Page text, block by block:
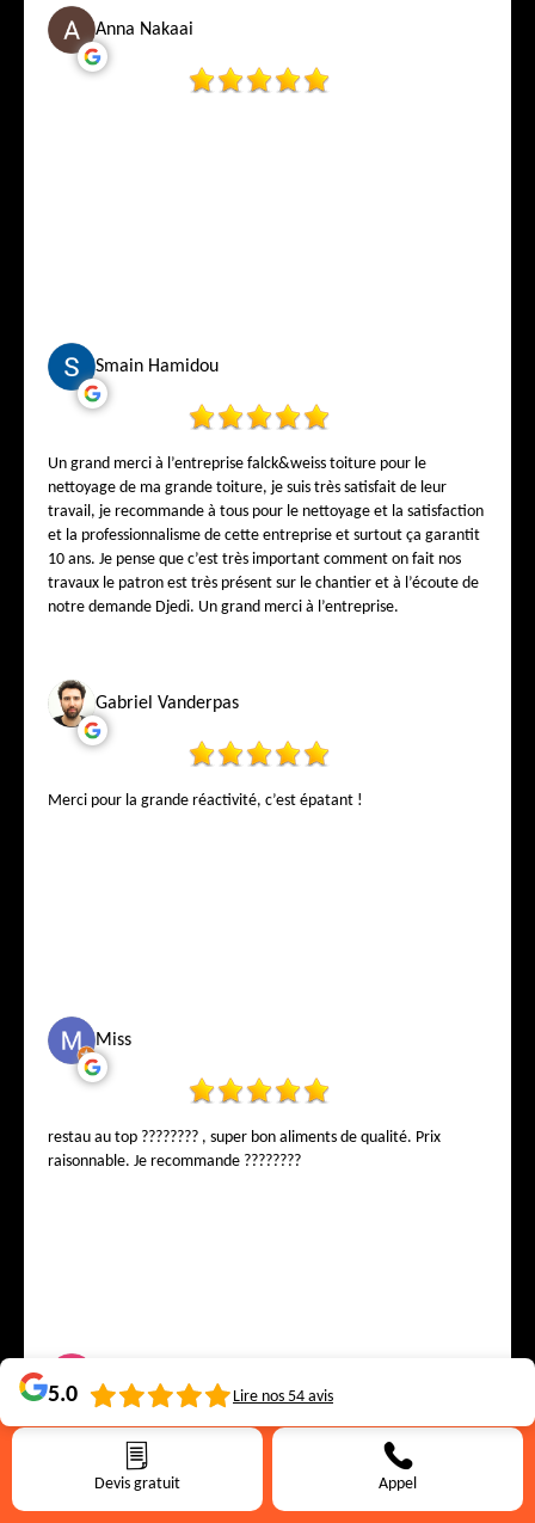
Devis gratuit Appel
Anna Nakaai
Smain Hamidou
Un grand merci à l’entreprise falck&weiss toiture pour le
nettoyage de ma grande toiture, je suis très satisfait de leur
travail, je recommande à tous pour le nettoyage et la satisfaction
et la professionnalisme de cette entreprise et surtout ça garantit
10 ans. Je pense que c’est très important comment on fait nos
travaux le patron est très présent sur le chantier et à l’écoute de
notre demande Djedi. Un grand merci à l’entreprise.
Gabriel Vanderpas
Merci pour la grande réactivité, c’est épatant !
Miss
restau au top ???????? , super bon aliments de qualité. Prix
raisonnable. Je recommande ????????
J’ai fait appel à Falck & Weiss Toiture pour refaire entièrement
ma toiture de 300 m² à Bruxelles, et je dois dire que c’est une
5.0 Lire nos 54 avis